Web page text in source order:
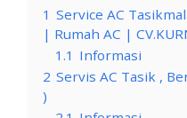
1 Service AC
| Rumah AC |
1.1 Informasi
2 Servis AC Tasik ,
)